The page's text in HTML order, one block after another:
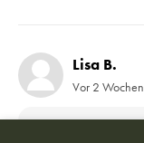
Lisa B.
Vor 2 Wochen